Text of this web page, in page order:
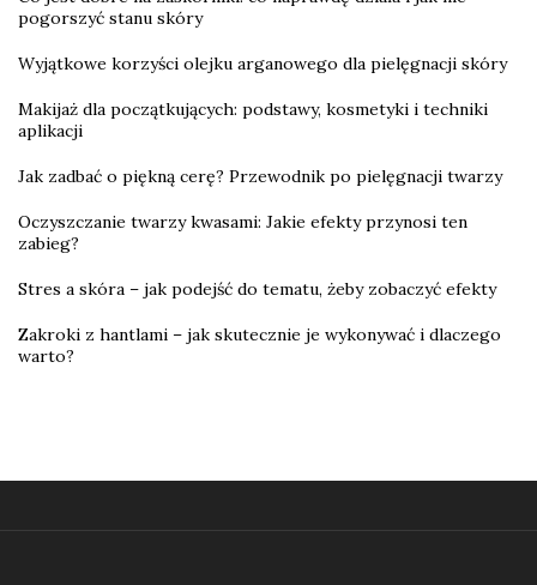
pogorszyć stanu skóry
Wyjątkowe korzyści olejku arganowego dla pielęgnacji skóry
Makijaż dla początkujących: podstawy, kosmetyki i techniki
aplikacji
Jak zadbać o piękną cerę? Przewodnik po pielęgnacji twarzy
Oczyszczanie twarzy kwasami: Jakie efekty przynosi ten
zabieg?
Stres a skóra – jak podejść do tematu, żeby zobaczyć efekty
Zakroki z hantlami – jak skutecznie je wykonywać i dlaczego
warto?